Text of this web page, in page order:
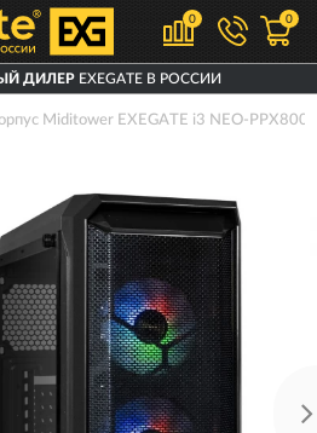
0 0
ДИЛЕРEXEGATE В РОССИИ
Miditower EXEGATE i3 NEO-PPX800